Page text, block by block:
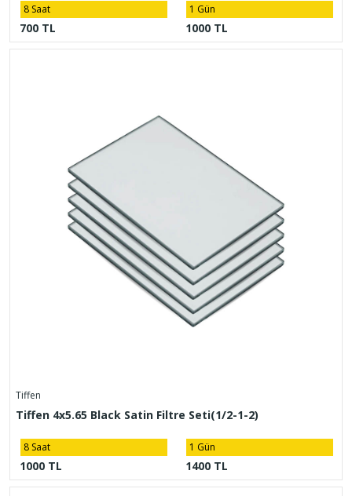
8 Saat
700 TL
1 Gün
1000 TL
Tiffen
Tiffen 4x5.65 Black Satin Filtre Seti(1/2-1-2)
8 Saat
1000 TL
1 Gün
1400 TL